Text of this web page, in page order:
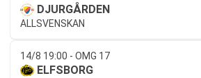
DJURGÅRDEN
ALLSVENSKAN
14/8 19:00 - OMG 17
ELFSBORG